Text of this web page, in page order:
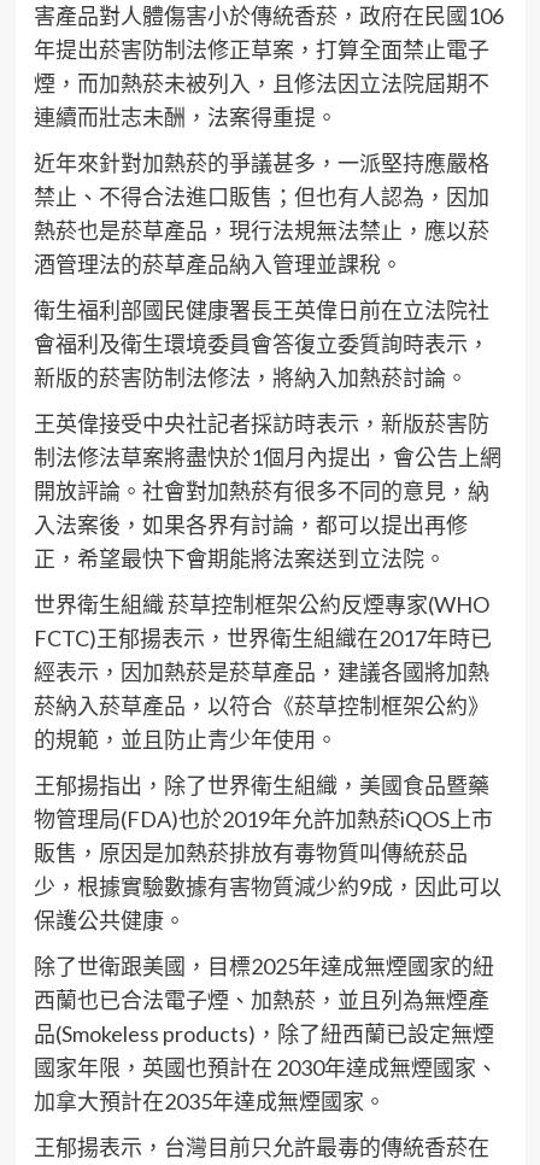
害產品對人體傷害小於傳統香菸，政府在民國106
年提出菸害防制法修正草案，打算全面禁止電子
煙，而加熱菸未被列入，且修法因立法院屆期不
連續而壯志未酬，法案得重提。
近年來針對加熱菸的爭議甚多，一派堅持應嚴格
禁止、不得合法進口販售；但也有人認為，因加
熱菸也是菸草產品，現行法規無法禁止，應以菸
酒管理法的菸草產品納入管理並課稅。
衛生福利部國民健康署長王英偉日前在立法院社
會福利及衛生環境委員會答復立委質詢時表示，
新版的菸害防制法修法，將納入加熱菸討論。
王英偉接受中央社記者採訪時表示，新版菸害防
制法修法草案將盡快於1個月內提出，會公告上網
開放評論。社會對加熱菸有很多不同的意見，納
入法案後，如果各界有討論，都可以提出再修
正，希望最快下會期能將法案送到立法院。
世界衛生組織 菸草控制框架公約反煙專家(WHO
FCTC)王郁揚表示，世界衛生組織在2017年時已
經表示，因加熱菸是菸草產品，建議各國將加熱
菸納入菸草產品，以符合《菸草控制框架公約》
的規範，並且防止青少年使用。
王郁揚指出，除了世界衛生組織，美國食品暨藥
物管理局(FDA)也於2019年允許加熱菸iQOS上市
販售，原因是加熱菸排放有毒物質叫傳統菸品
少，根據實驗數據有害物質減少約9成，因此可以
保護公共健康。
除了世衛跟美國，目標2025年達成無煙國家的紐
西蘭也已合法電子煙、加熱菸，並且列為無煙產
品(Smokeless products)，除了紐西蘭已設定無煙
國家年限，英國也預計在 2030年達成無煙國家、
加拿大預計在2035年達成無煙國家。
王郁揚表示，台灣目前只允許最毒的傳統香菸在